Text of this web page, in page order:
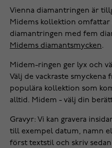
Vienna diamantringen är
Midems kollektion
diamantringen med fem
Midems diamantsmycken.
Midem-ringen ger lyx och
Välj de vackraste smyckena
populära kollektion som
alltid. Midem - välj din
Gravyr: Vi kan gravera
till exempel datum, namn
först textstil och skriv